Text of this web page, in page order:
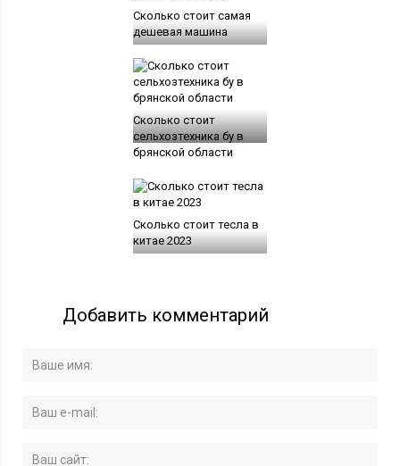
Сколько стоит самая
дешевая машина
Сколько стоит
сельхозтехника бу в
брянской области
Сколько стоит тесла в
китае 2023
Добавить комментарий